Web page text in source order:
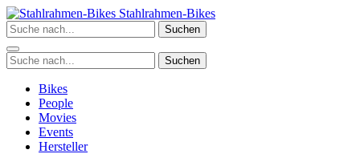
Zum
Inhalt
springen
Stahlrahmen-Bikes
Suchen
Suchen
Bikes
People
Movies
Events
Hersteller